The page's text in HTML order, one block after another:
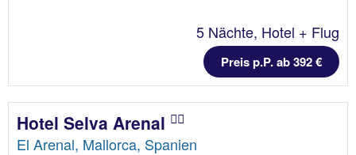
5 Nächte, Hotel + Flug
Preis p.P. ab 392 €
Hotel Selva Arenal
El Arenal, Mallorca, Spanien